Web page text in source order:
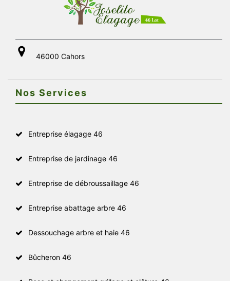
46000 Cahors
Nos Services
Entreprise élagage 46
Entreprise de jardinage 46
Entreprise de débroussaillage 46
Entreprise abattage arbre 46
Dessouchage arbre et haie 46
Bûcheron 46